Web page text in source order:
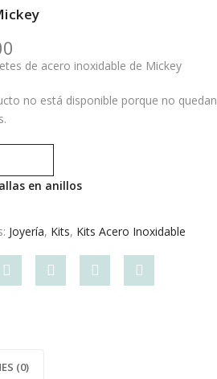
de acero inoxidable de Mickey
no está disponible porque no quedan
en anillos
Joyería, Kits, Kits Acero Inoxidable
Post
de
Share
Pin
Share
(0)